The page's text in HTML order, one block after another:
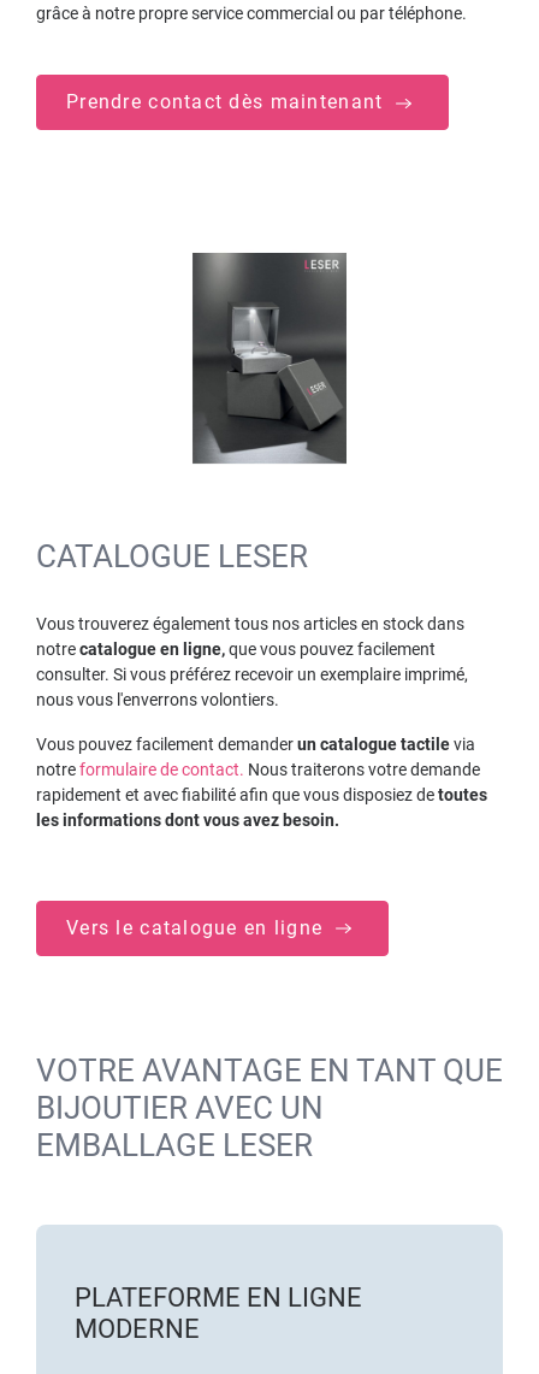
grâce à notre propre service commercial ou par téléphone.
Prendre contact dès maintenant
CATALOGUE LESER
Vous trouverez également tous nos articles en stock dans
notrecatalogue en ligne,que vous pouvez facilement
consulter. Si vous préférez recevoir un exemplaire imprimé,
nous vous l'enverrons volontiers.
Vous pouvez facilement demanderun catalogue tactilevia
notreformulaire de contact. Nous traiterons votre demande
rapidement et avec fiabilité afin que vous disposiez detoutes
les informations dont vous avez besoin.
Vers le catalogue en ligne
VOTRE AVANTAGE EN TANT QUE
BIJOUTIER AVEC UN
EMBALLAGE LESER
PLATEFORME EN LIGNE
MODERNE